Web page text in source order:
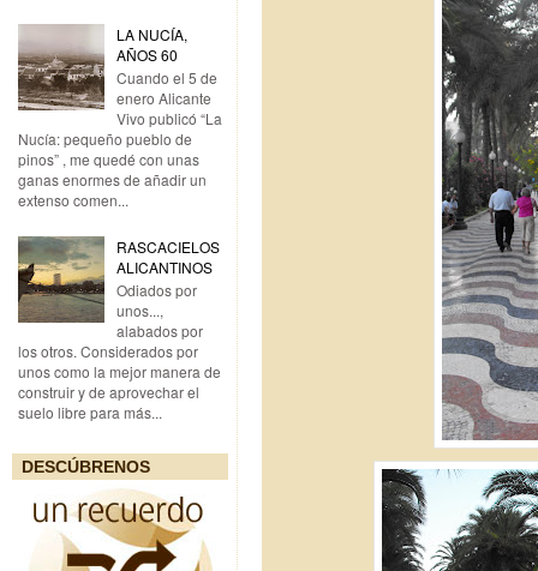
LA NUCÍA,
AÑOS 60
Cuando el 5 de
enero Alicante
Vivo publicó “La
Nucía: pequeño pueblo de
pinos” , me quedé con unas
ganas enormes de añadir un
extenso comen...
RASCACIELOS
ALICANTINOS
Odiados por
unos...,
alabados por
los otros. Considerados por
unos como la mejor manera de
construir y de aprovechar el
suelo libre para más...
DESCÚBRENOS